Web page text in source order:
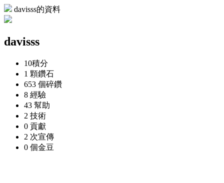
davisss的資料
davisss
10積分
1 顆鑽石
653 個碎鑽
8 經驗
43 幫助
2 技術
0 貢獻
2 次宣傳
0 個金豆